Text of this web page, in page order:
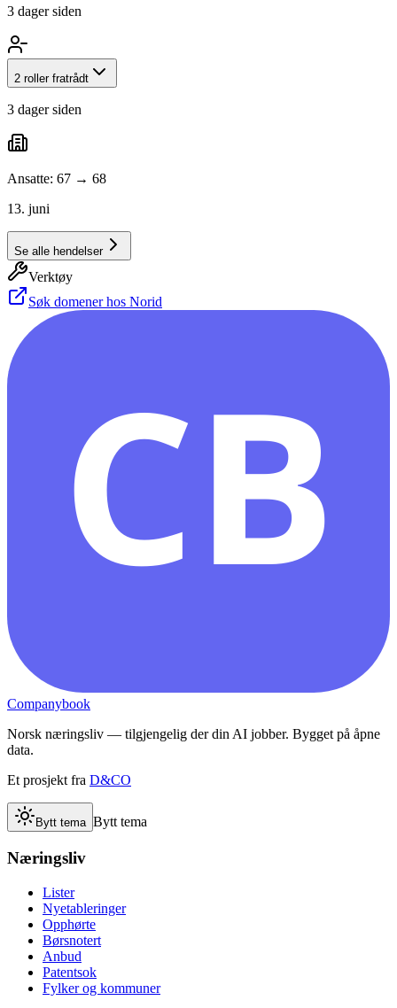
3 dager siden
2 roller fratrådt
3 dager siden
Ansatte: 67 → 68
13. juni
Se alle hendelser
Verktøy
Søk domener hos Norid
CB
Companybook
Norsk næringsliv — tilgjengelig der din AI jobber. Bygget på åpne
data.
Et prosjekt fra D&CO
Bytt tema Bytt tema
Næringsliv
Lister
Nyetableringer
Opphørte
Børsnotert
Anbud
Patentsok
Fylker og kommuner